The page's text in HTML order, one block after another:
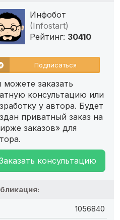
Инфобот
(Infostart)
Рейтинг: 30410
Подписаться
можете заказать
консультацию или
у автора. Будет
приватный заказ на
заказов» для
консультацию
1056840